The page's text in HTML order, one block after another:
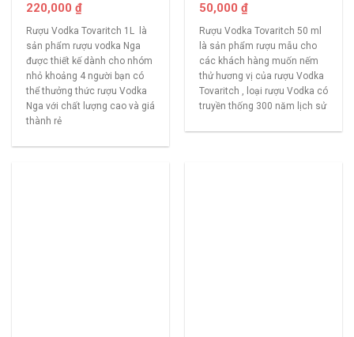
220,000 ₫
Rượu Vodka Tovaritch 1L là
sản phẩm rượu vodka Nga
được thiết kế dành cho nhóm
nhỏ khoảng 4 người bạn có
thể thưởng thức rượu Vodka
Nga với chất lượng cao và giá
thành rẻ
50,000 ₫
Rượu Vodka Tovaritch 50 ml
là sản phẩm rượu mẫu cho
các khách hàng muốn nếm
thử hương vị của rượu Vodka
Tovaritch , loại rượu Vodka có
truyền thống 300 năm lịch sử